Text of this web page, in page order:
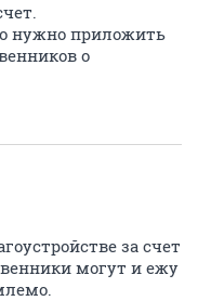
нужно приложить
о
за счет
могут и ежу